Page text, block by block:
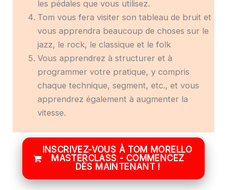
les pédales que vous utilisez.
Tom vous fera visiter son tableau de bruit et
vous apprendra beaucoup de choses sur le
jazz, le rock, le classique et le folk
Vous apprendrez à structurer et à
programmer votre pratique, y compris
chaque technique, segment, etc., et vous
apprendrez également à augmenter la
vitesse.
INSCRIVEZ-VOUS À TOM MORELLO
MASTERCLASS - COMMENCEZ
DÈS MAINTENANT !